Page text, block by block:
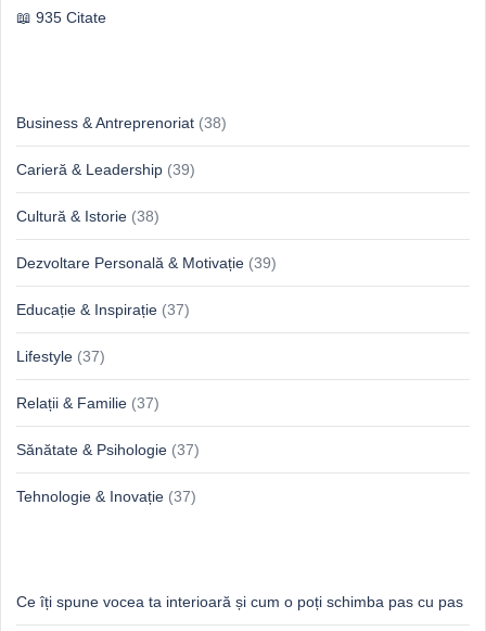
935 Citate
Business & Antreprenoriat (38)
Carieră & Leadership (39)
Cultură & Istorie (38)
Dezvoltare Personală & Motivație (39)
Educație & Inspirație (37)
Lifestyle (37)
Relații & Familie (37)
Sănătate & Psihologie (37)
Tehnologie & Inovație (37)
Ce îți spune vocea ta interioară și cum o poți schimba pas cu pas